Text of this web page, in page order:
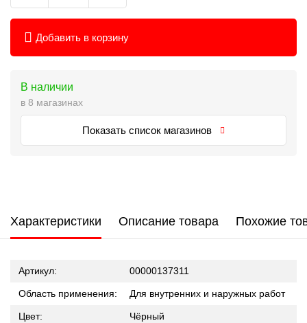
Добавить в корзину
В наличии
в 8 магазинах
Показать список магазинов
Характеристики Описание товара Похожие
Артикул: 00000137311
Область применения: Для внутренних и наружных работ
Цвет: Чёрный